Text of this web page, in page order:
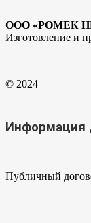
ООО «РОМЕК
Изготовление и
© 2024
Информация
Публичный